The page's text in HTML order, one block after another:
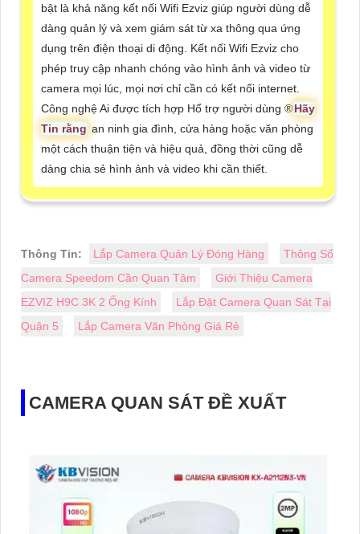
bật là khả năng kết nối Wifi Ezviz giúp người dùng dễ
dàng quản lý và xem giám sát từ xa thông qua ứng
dụng trên điện thoại di động. Kết nối Wifi Ezviz cho
phép truy cập nhanh chóng vào hình ảnh và video từ
camera mọi lúc, mọi nơi chỉ cần có kết nối internet.
Công nghệ Ai được tích hợp Hổ trợ người dùng ®️Hãy
Tin rằng an ninh gia đình, cửa hàng hoặc văn phòng
một cách thuận tiện và hiệu quả, đồng thời cũng dễ
dàng chia sẻ hình ảnh và video khi cần thiết.
Thông Tin: Lắp Camera Quản Lý Đóng Hàng
Thông Số
Camera Speedom Cần Quan Tâm
Giới Thiệu Camera
EZVIZ H9C 3K 2 Ống Kính
Lắp Đặt Camera Quan Sát Tại
Quận 5
Lắp Camera Văn Phòng Giá Rẻ
CAMERA QUAN SÁT ĐỀ XUẤT